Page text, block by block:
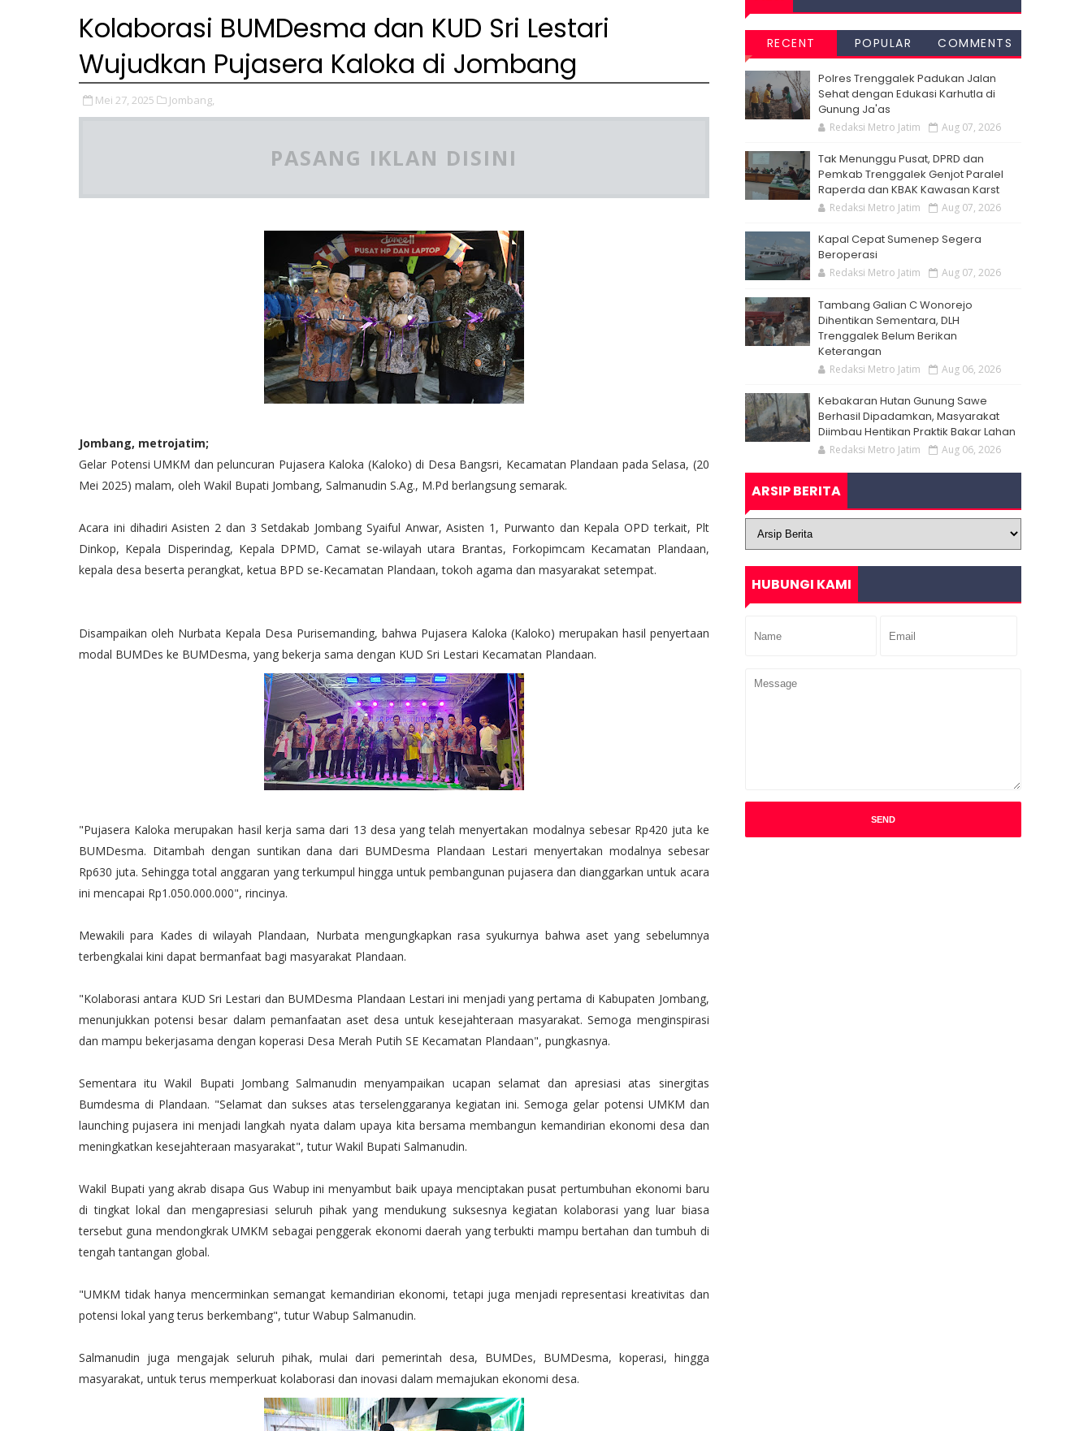
Kolaborasi BUMDesma dan KUD Sri Lestari
Wujudkan Pujasera Kaloka di Jombang
Mei 27, 2025 Jombang,
PASANG IKLAN DISINI
Jombang, metrojatim;
Gelar Potensi UMKM dan peluncuran Pujasera Kaloka (Kaloko) di Desa Bangsri, Kecamatan Plandaan pada Selasa, (20
Mei 2025) malam, oleh Wakil Bupati Jombang, Salmanudin S.Ag., M.Pd berlangsung semarak.
Acara ini dihadiri Asisten 2 dan 3 Setdakab Jombang Syaiful Anwar, Asisten 1, Purwanto dan Kepala OPD terkait, Plt
Dinkop, Kepala Disperindag, Kepala DPMD, Camat se-wilayah utara Brantas, Forkopimcam Kecamatan Plandaan,
kepala desa beserta perangkat, ketua BPD se-Kecamatan Plandaan, tokoh agama dan masyarakat setempat.
Disampaikan oleh Nurbata Kepala Desa Purisemanding, bahwa Pujasera Kaloka (Kaloko) merupakan hasil penyertaan
modal BUMDes ke BUMDesma, yang bekerja sama dengan KUD Sri Lestari Kecamatan Plandaan.
"Pujasera Kaloka merupakan hasil kerja sama dari 13 desa yang telah menyertakan modalnya sebesar Rp420 juta ke
BUMDesma. Ditambah dengan suntikan dana dari BUMDesma Plandaan Lestari menyertakan modalnya sebesar
Rp630 juta. Sehingga total anggaran yang terkumpul hingga untuk pembangunan pujasera dan dianggarkan untuk acara
ini mencapai Rp1.050.000.000", rincinya.
Mewakili para Kades di wilayah Plandaan, Nurbata mengungkapkan rasa syukurnya bahwa aset yang sebelumnya
terbengkalai kini dapat bermanfaat bagi masyarakat Plandaan.
"Kolaborasi antara KUD Sri Lestari dan BUMDesma Plandaan Lestari ini menjadi yang pertama di Kabupaten Jombang,
menunjukkan potensi besar dalam pemanfaatan aset desa untuk kesejahteraan masyarakat. Semoga menginspirasi
dan mampu bekerjasama dengan koperasi Desa Merah Putih SE Kecamatan Plandaan", pungkasnya.
Sementara itu Wakil Bupati Jombang Salmanudin menyampaikan ucapan selamat dan apresiasi atas sinergitas
Bumdesma di Plandaan. "Selamat dan sukses atas terselenggaranya kegiatan ini. Semoga gelar potensi UMKM dan
launching pujasera ini menjadi langkah nyata dalam upaya kita bersama membangun kemandirian ekonomi desa dan
meningkatkan kesejahteraan masyarakat", tutur Wakil Bupati Salmanudin.
Wakil Bupati yang akrab disapa Gus Wabup ini menyambut baik upaya menciptakan pusat pertumbuhan ekonomi baru
di tingkat lokal dan mengapresiasi seluruh pihak yang mendukung suksesnya kegiatan kolaborasi yang luar biasa
tersebut guna mendongkrak UMKM sebagai penggerak ekonomi daerah yang terbukti mampu bertahan dan tumbuh di
tengah tantangan global.
"UMKM tidak hanya mencerminkan semangat kemandirian ekonomi, tetapi juga menjadi representasi kreativitas dan
potensi lokal yang terus berkembang", tutur Wabup Salmanudin.
Salmanudin juga mengajak seluruh pihak, mulai dari pemerintah desa, BUMDes, BUMDesma, koperasi, hingga
masyarakat, untuk terus memperkuat kolaborasi dan inovasi dalam memajukan ekonomi desa.
RECENT POPULAR COMMENTS
Polres Trenggalek Padukan Jalan
Sehat dengan Edukasi Karhutla di
Gunung Ja'as
Redaksi Metro Jatim Aug 07, 2026
Tak Menunggu Pusat, DPRD dan
Pemkab Trenggalek Genjot Paralel
Raperda dan KBAK Kawasan Karst
Redaksi Metro Jatim Aug 07, 2026
Kapal Cepat Sumenep Segera
Beroperasi
Redaksi Metro Jatim Aug 07, 2026
Tambang Galian C Wonorejo
Dihentikan Sementara, DLH
Trenggalek Belum Berikan
Keterangan
Redaksi Metro Jatim Aug 06, 2026
Kebakaran Hutan Gunung Sawe
Berhasil Dipadamkan, Masyarakat
Diimbau Hentikan Praktik Bakar Lahan
Redaksi Metro Jatim Aug 06, 2026
ARSIP BERITA
HUBUNGI KAMI